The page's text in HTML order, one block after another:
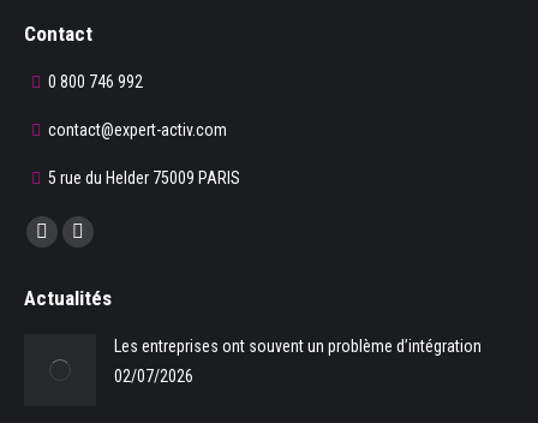
Contact
0 800 746 992
contact@expert-activ.com
5 rue du Helder 75009 PARIS
Trouvez nous sur :
La
Facebook
dans
La
LinkedIn
s'ouvre
Actualités
Les entreprises ont souvent un problème d’intégration
02/07/2026